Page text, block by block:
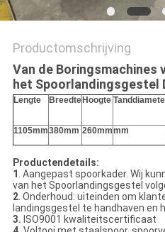
Productomschrijving
Van de Boringsmachines
het Spoorlandingsgestel
Lengte Breedte Hoogte
1105mm380mm 260mmmm
Productendetails:
1 . Aangepast spoorkader. Wij
van het Spoorlandingsgestel
2. Onderhoud: uiteinden om
landingsgestel te handhaven en
3. ISO9001 kwaliteitscertificaat